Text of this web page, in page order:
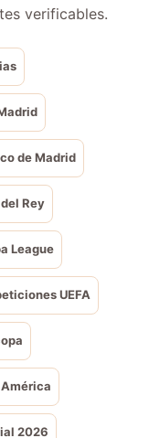
verificables.
de Madrid
Rey
League
UEFA
2026